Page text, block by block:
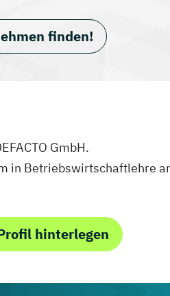
finden!
GmbH.
in Betriebswirtschaftlehre
hinterlegen